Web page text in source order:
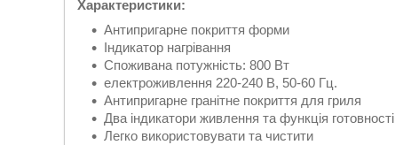
Характеристики:
Антипригарне покриття форми
Індикатор нагрівання
Споживана потужність: 800 Вт
електроживлення 220-240 В, 50-60 Гц.
Антипригарне гранітне покриття для гриля
Два індикатори живлення та функція готовності
Легко використовувати та чистити